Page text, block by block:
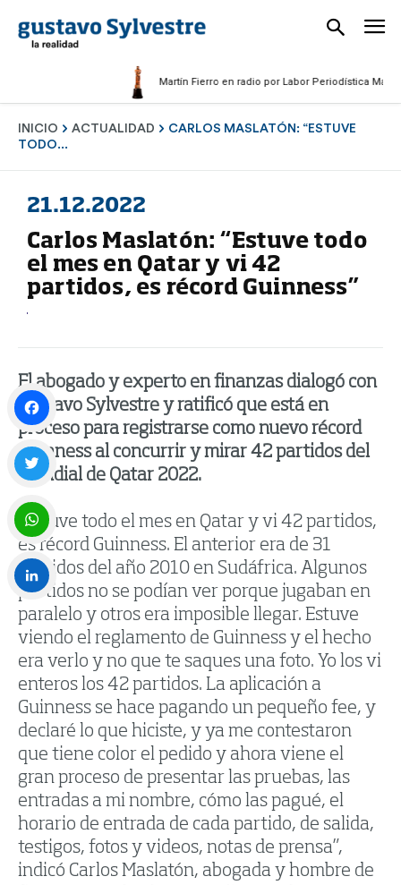
Martín Fierro en radio por Labor Periodística Masculina
INICIO ACTUALIDAD
CARLOS MASLATÓN: “ESTUVE
TODO...
21.12.2022
Carlos Maslatón: “Estuve todo
el mes en Qatar y vi 42
partidos, es récord Guinness”
El abogado y experto en finanzas dialogó con
Gustavo Sylvestre y ratificó que está en
proceso para registrarse como nuevo récord
Guinness al concurrir y mirar 42 partidos del
Mundial de Qatar 2022.
“Estuve todo el mes en Qatar y vi 42 partidos,
es récord Guinness. El anterior era de 31
partidos del año 2010 en Sudáfrica. Algunos
partidos no se podían ver porque jugaban en
paralelo y otros era imposible llegar. Estuve
viendo el reglamento de Guinness y el hecho
era verlo y no que te saques una foto. Yo los vi
enteros los 42 partidos. La aplicación a
Guinness se hace pagando un pequeño fee, y
declaré lo que hiciste, y ya me contestaron
que tiene color el pedido y ahora viene el
gran proceso de presentar las pruebas, las
entradas a mi nombre, cómo las pagué, el
horario de entrada de cada partido, de salida,
testigos, fotos y videos, notas de prensa”,
indicó Carlos Maslatón, abogada y hombre de
Facebook
Twitter
WhatsApp
LinkedIn